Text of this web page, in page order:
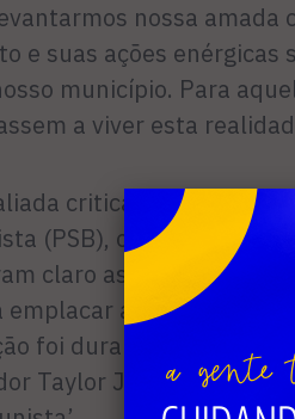
nossa amada
e suas ações
município. Para
a viver esta
critica – Mesmo já
(PSB), os discursos na
claro as dificuldades
emplacar a CPI da
foi duramente criticada
Taylor Jasmin (PRB),